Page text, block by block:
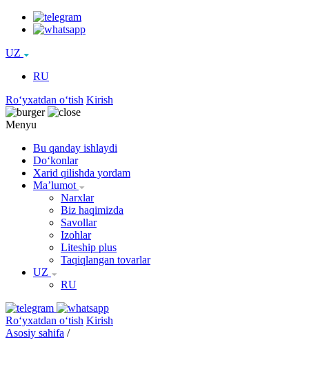
UZ
RU
Roʻyxatdan oʻtish Kirish
Menyu
Bu qanday ishlaydi
Doʻkonlar
Xarid qilishda yordam
Maʼlumot
Narxlar
Biz haqimizda
Savollar
Izohlar
Liteship plus
Taqiqlangan tovarlar
UZ
RU
Roʻyxatdan oʻtish Kirish
Asosiy sahifa /